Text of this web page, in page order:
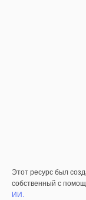
Этот ресурс был
собственный с
ИИ.